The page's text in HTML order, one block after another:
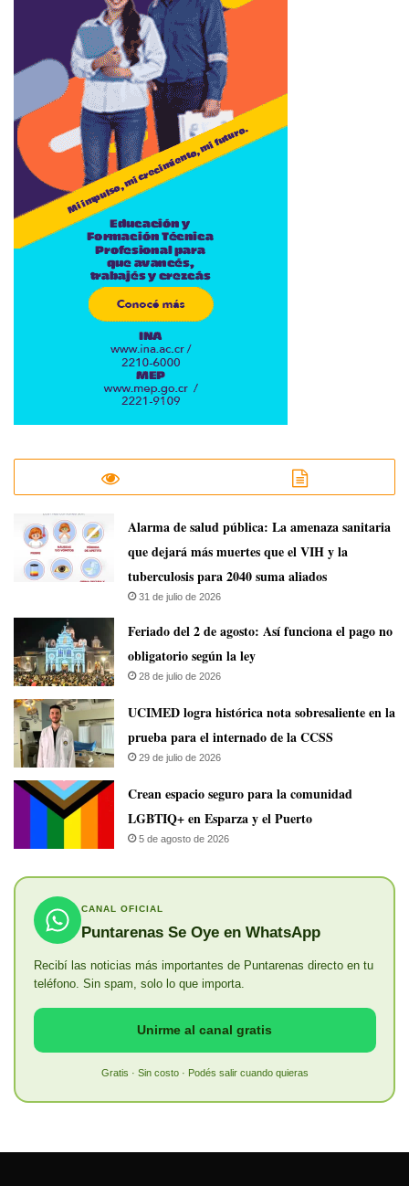
​Alarma de salud pública: La amenaza sanitaria
que dejará más muertes que el VIH y la
tuberculosis para 2040 suma aliados
31 de julio de 2026
Feriado del 2 de agosto: Así funciona el pago no
obligatorio según la ley
28 de julio de 2026
UCIMED logra histórica nota sobresaliente en la
prueba para el internado de la CCSS
29 de julio de 2026
Crean espacio seguro para la comunidad
LGBTIQ+ en Esparza y el Puerto
5 de agosto de 2026
CANAL OFICIAL
Puntarenas Se Oye en WhatsApp
Recibí las noticias más importantes de Puntarenas directo en tu
teléfono. Sin spam, solo lo que importa.
Unirme al canal gratis
Gratis · Sin costo · Podés salir cuando quieras